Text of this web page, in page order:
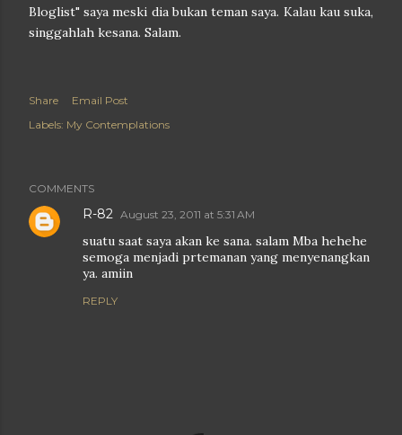
Bloglist" saya meski dia bukan teman saya. Kalau kau suka,
singgahlah kesana. Salam.
Share
Email Post
Labels: My Contemplations
COMMENTS
R-82 August 23, 2011 at 5:31 AM
suatu saat saya akan ke sana. salam Mba hehehe
semoga menjadi prtemanan yang menyenangkan
ya. amiin
REPLY